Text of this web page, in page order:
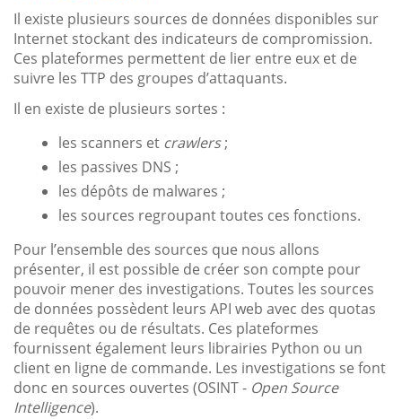
Il existe plusieurs sources de données disponibles sur
Internet stockant des indicateurs de compromission.
Ces plateformes permettent de lier entre eux et de
suivre les TTP des groupes d’attaquants.
Il en existe de plusieurs sortes :
les scanners et crawlers;
les passives DNS ;
les dépôts de malwares ;
les sources regroupant toutes ces fonctions.
Pour l’ensemble des sources que nous allons
présenter, il est possible de créer son compte pour
pouvoir mener des investigations. Toutes les sources
de données possèdent leurs API web avec des quotas
de requêtes ou de résultats. Ces plateformes
fournissent également leurs librairies Python ou un
client en ligne de commande. Les investigations se font
donc en sources ouvertes (OSINT - Open Source
Intelligence).